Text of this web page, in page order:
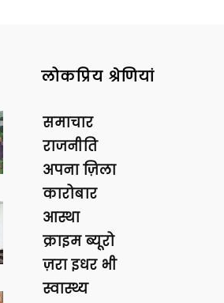
लोकप्रिय श्रेणियां
समाचार
राजनीति
अपना ज़िला
कारोबार
आस्था
क्राइम ब्यूरो
ज़रा इधर भी
स्वास्थ्य